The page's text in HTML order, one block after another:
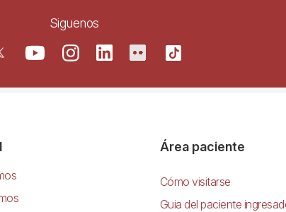
Siguenos
Área paciente
Cómo visitarse
Guia del paciente